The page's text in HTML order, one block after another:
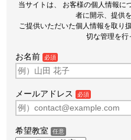
当サイトは、 お客様の個人情報に
者に開示、提供
ご提供いただいた個人情報を取り
切な管理を行
お名前 必須
メールアドレス 必須
希望教室 任意